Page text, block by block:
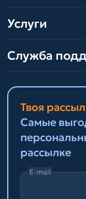
Услуги
Служба
Твоя
Самые
рассылке
E-mail